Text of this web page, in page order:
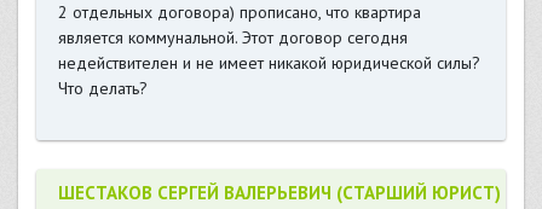
2 отдельных договора) прописано, что квартира
является коммунальной. Этот договор сегодня
недействителен и не имеет никакой юридической силы?
Что делать?
ШЕСТАКОВ СЕРГЕЙ ВАЛЕРЬЕВИЧ (СТАРШИЙ ЮРИСТ)